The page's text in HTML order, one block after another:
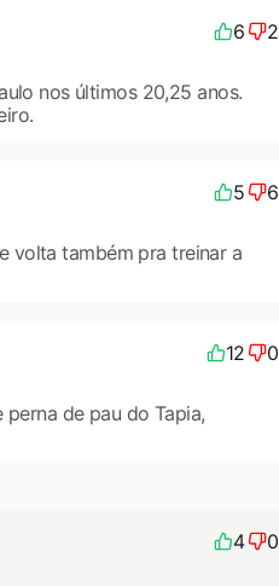
6 2
nos últimos 20,25 anos.
5 6
volta também pra treinar a
12 0
de pau do Tapia,
4 0